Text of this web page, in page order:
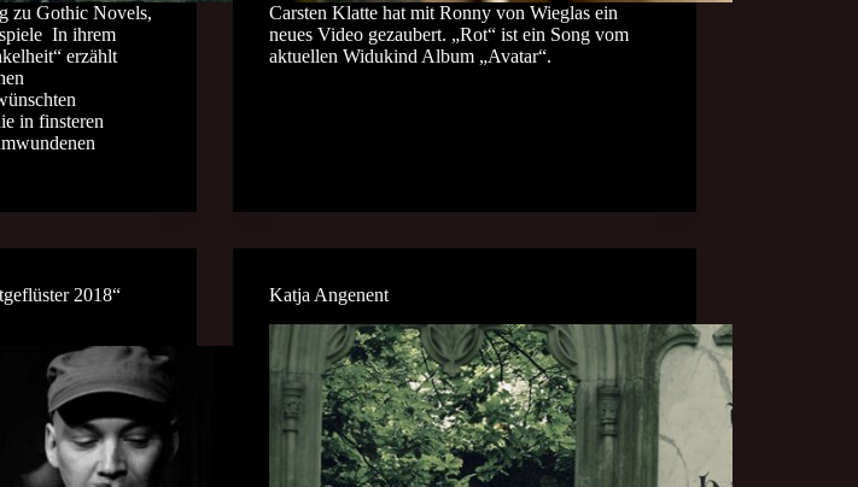
zu Gothic Novels,
In ihrem
erzählt
in finsteren
Carsten Klatte hat mit Ronny von Wieglas ein
neues Video gezaubert. „Rot“ ist ein Song vom
aktuellen Widukind Album „Avatar“.
2018“
Katja Angenent